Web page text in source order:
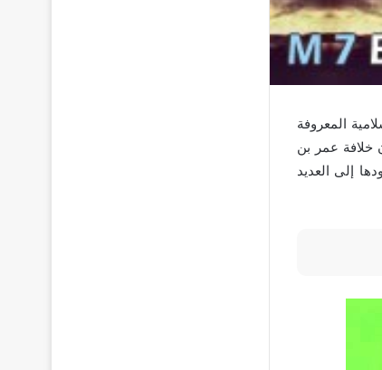
المعروفة
خلافة عمر بن
إلى العديد